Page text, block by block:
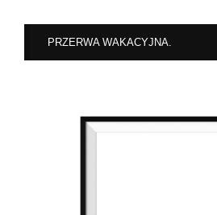
PRZERWA WAKACYJNA.